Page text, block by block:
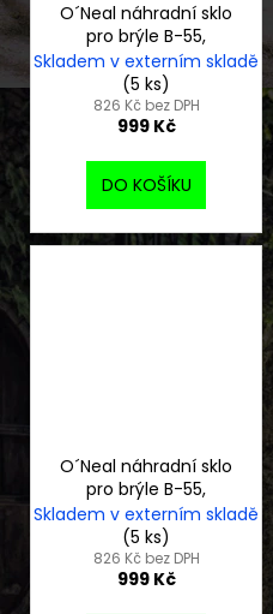
O´Neal náhradní sklo
pro brýle B-55,
Skladem v externím skladě
(5 ks)
826 Kč bez DPH
999 Kč
DO KOŠÍKU
O´Neal náhradní sklo
pro brýle B-55,
Skladem v externím skladě
(5 ks)
826 Kč bez DPH
999 Kč